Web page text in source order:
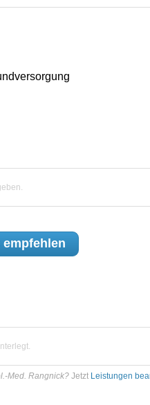
empfehlen
Med. Rangnick? Jetzt Leistungen